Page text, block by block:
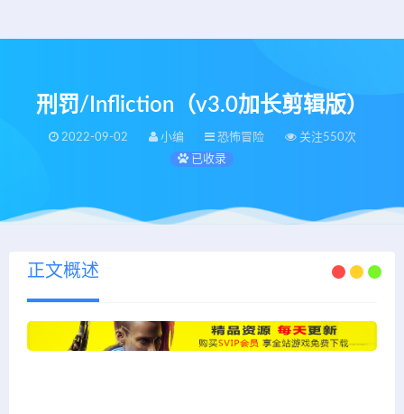
刑罚/Infliction（v3.0加长剪辑版）
2022-09-02 小编 恐怖冒险
关注550次
已收录
正文概述